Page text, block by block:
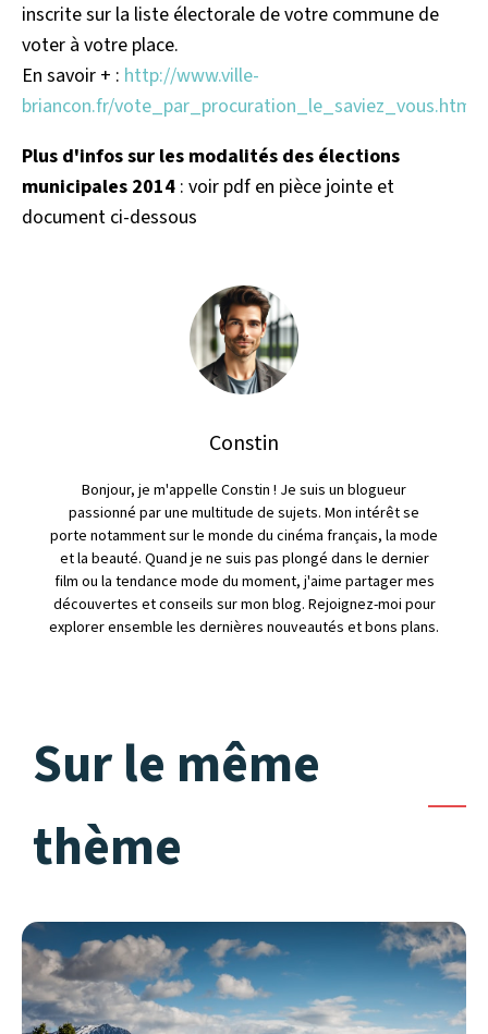
inscrite sur la liste électorale de votre commune de
voter à votre place.
En savoir + : http://www.ville-
briancon.fr/vote_par_procuration_le_saviez_vous.html
Plus d'infos sur les modalités des élections
municipales 2014 : voir pdf en pièce jointe et
document ci-dessous
Constin
Bonjour, je m'appelle Constin ! Je suis un blogueur
passionné par une multitude de sujets. Mon intérêt se
porte notamment sur le monde du cinéma français, la mode
et la beauté. Quand je ne suis pas plongé dans le dernier
film ou la tendance mode du moment, j'aime partager mes
découvertes et conseils sur mon blog. Rejoignez-moi pour
explorer ensemble les dernières nouveautés et bons plans.
Sur le même
thème